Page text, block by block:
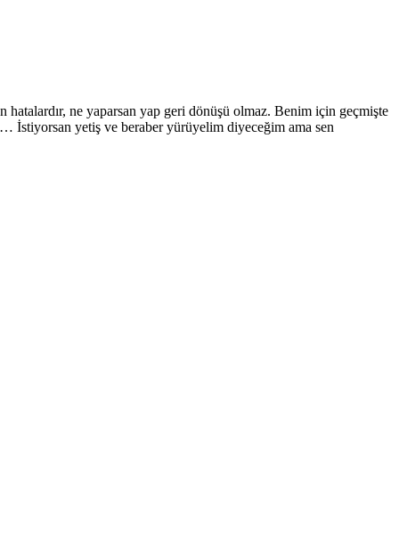
hatalardır, ne yaparsan yap geri dönüşü olmaz. Benim için geçmişte
İstiyorsan yetiş ve beraber yürüyelim diyeceğim ama sen